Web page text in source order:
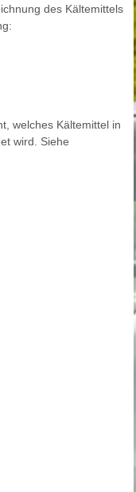
des Kältemittels
welches Kältemittel in
wird. Siehe